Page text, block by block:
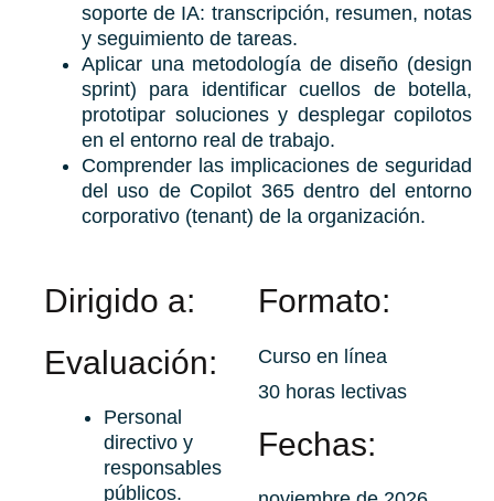
soporte de IA: transcripción, resumen, notas
y seguimiento de tareas.
Aplicar una metodología de diseño (design
sprint) para identificar cuellos de botella,
prototipar soluciones y desplegar copilotos
en el entorno real de trabajo.
Comprender las implicaciones de seguridad
del uso de Copilot 365 dentro del entorno
corporativo (tenant) de la organización.
Dirigido a:
Evaluación:
Personal
directivo y
responsables
públicos.
Formato:
Curso en línea
30 horas lectivas
Fechas: